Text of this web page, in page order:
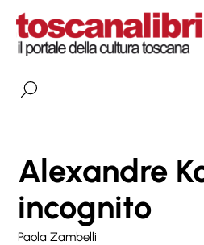
Alexandre
incognito
Paola Zambelli